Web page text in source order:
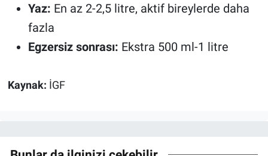
Yaz: En az 2-2,5 litre, aktif bireylerde daha
fazla
Egzersiz sonrası: Ekstra 500 ml-1 litre
Kaynak: İGF